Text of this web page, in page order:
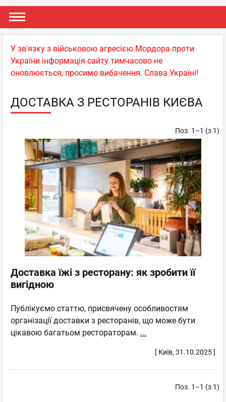
У зв'язку з військовою агресією Мордора проти
України інформація сайту тимчасово не
оновлюється, просимо вибачення. Слава Україні!
ДОСТАВКА З РЕСТОРАНІВ КИЄВА
Поз. 1–1 (з 1)
Доставка їжі з ресторану: як зробити її
вигідною
Публікуємо статтю, присвячену особливостям
організації доставки з ресторанів, що може бути
цікавою багатьом рестораторам. ...
[ Київ, 31.10.2025 ]
Поз. 1–1 (з 1)